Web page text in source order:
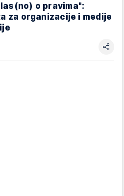
o pravima":
za organizacije i medije